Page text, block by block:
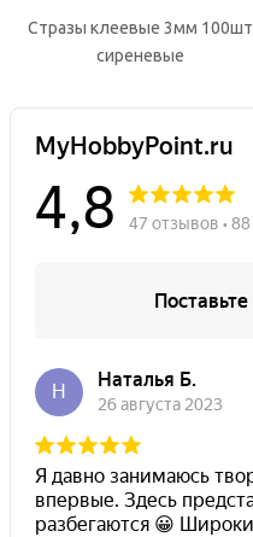
Стразы клеевые 3мм 100шт
сиреневые